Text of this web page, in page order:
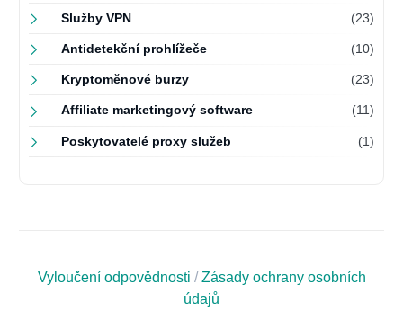
Služby VPN (23)
Antidetekční prohlížeče (10)
Kryptoměnové burzy (23)
Affiliate marketingový software (11)
Poskytovatelé proxy služeb (1)
Vyloučení odpovědnosti /Zásady ochrany osobních
údajů